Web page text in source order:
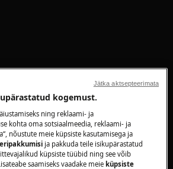
kogemust.
ning reklaami- ja
kohta oma sotsiaalmeedia, reklaami- ja
nõustute meie küpsiste kasutamisega ja
eripakkumisi ja pakkuda teile isikupärastatud
küpsiste tüübid ning see võib
saamiseks vaadake meieküpsiste
Jätka aktsepteerimata